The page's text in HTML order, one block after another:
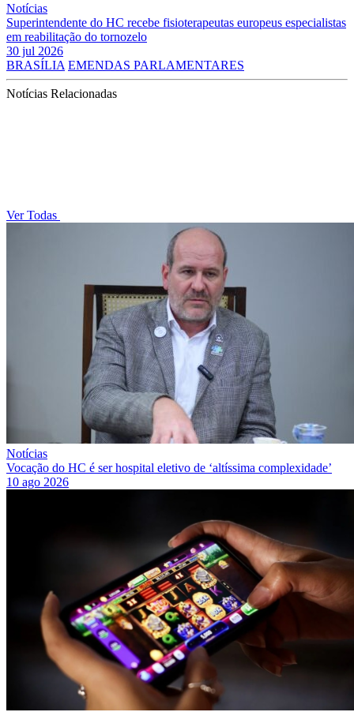
Notícias
Superintendente do HC recebe fisioterapeutas europeus especialistas
em reabilitação do tornozelo
30 jul 2026
BRASÍLIA EMENDAS PARLAMENTARES
Notícias Relacionadas
Ver Todas
Notícias
Vocação do HC é ser hospital eletivo de ‘altíssima complexidade’
10 ago 2026